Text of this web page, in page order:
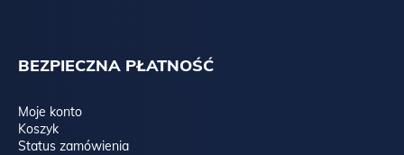
BEZPIECZNA PŁATNOŚĆ
Moje konto
Koszyk
Status zamówienia